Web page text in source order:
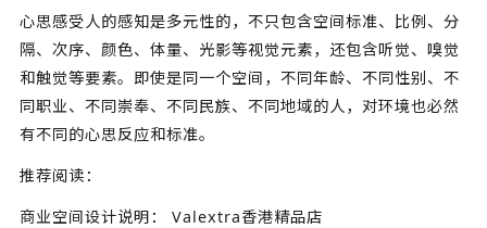
心思感受人的感知是多元性的，不只包含空间标准、比例、分
隔、次序、颜色、体量、光影等视觉元素，还包含听觉、嗅觉
和触觉等要素。即使是同一个空间，不同年龄、不同性别、不
同职业、不同崇奉、不同民族、不同地域的人，对环境也必然
有不同的心思反应和标准。
推荐阅读：
商业空间设计说明： Valextra香港精品店